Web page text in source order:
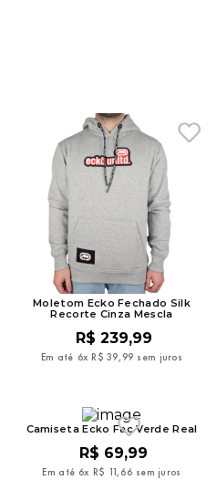
Moletom Ecko Fechado Silk
Recorte Cinza Mescla
R$ 239,99
Em até 6x R$ 39, 99 sem juros
Camiseta Ecko Fac Verde Real
R$ 69,99
Em até 6x R$ 11, 66 sem juros